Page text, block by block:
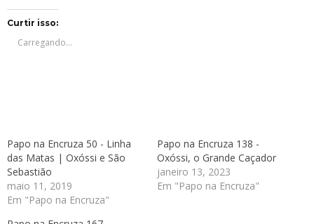
em
janela) janela)
Curtir isso:
Carregando...
Papo na Encruza 50 - Linha
das Matas | Oxóssi e São
Sebastião
maio 11, 2019
Em "Papo na Encruza"
Papo na Encruza 138 -
Oxóssi, o Grande Caçador
janeiro 13, 2023
Em "Papo na Encruza"